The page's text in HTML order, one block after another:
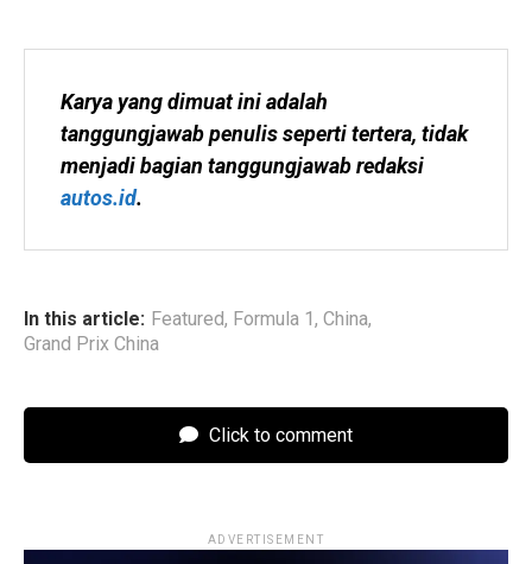
Karya yang dimuat ini adalah
tanggungjawab penulis seperti tertera, tidak
autos.id.
In this article: Featured, Formula 1, China,
Grand Prix China
Click to comment
ADVERTISEMENT